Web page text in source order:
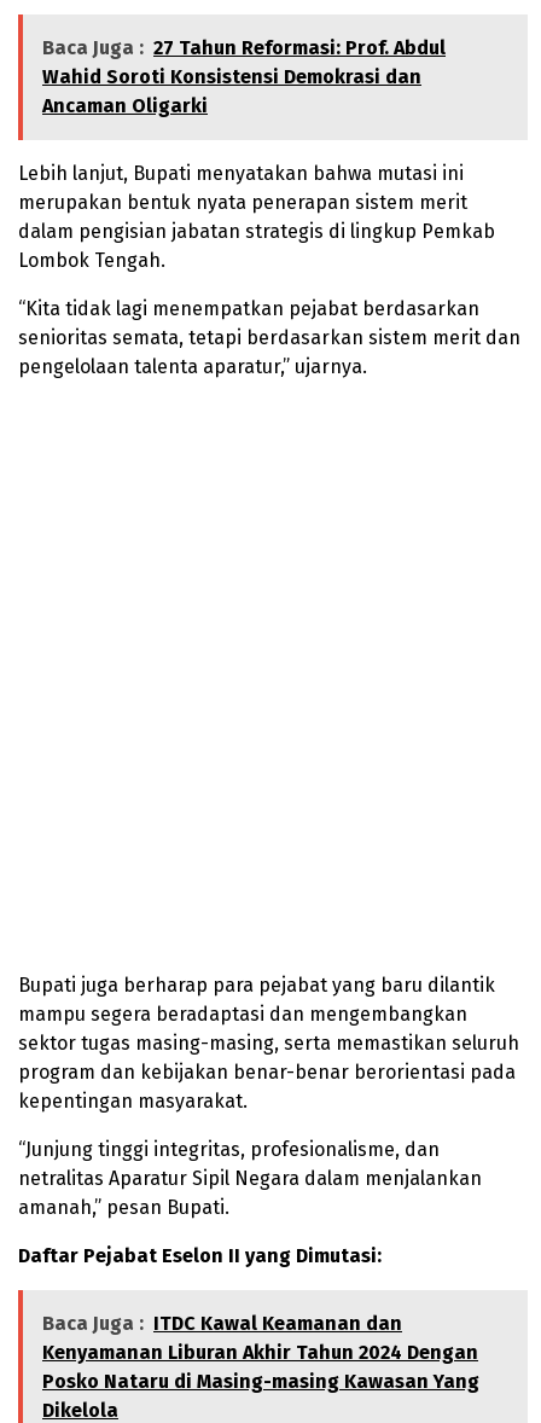
Baca Juga : 27 Tahun Reformasi: Prof. Abdul
Wahid Soroti Konsistensi Demokrasi dan
Ancaman Oligarki
Lebih lanjut, Bupati menyatakan bahwa mutasi ini
merupakan bentuk nyata penerapan sistem merit
dalam pengisian jabatan strategis di lingkup Pemkab
Lombok Tengah.
“Kita tidak lagi menempatkan pejabat berdasarkan
senioritas semata, tetapi berdasarkan sistem merit dan
pengelolaan talenta aparatur,” ujarnya.
Bupati juga berharap para pejabat yang baru dilantik
mampu segera beradaptasi dan mengembangkan
sektor tugas masing-masing, serta memastikan seluruh
program dan kebijakan benar-benar berorientasi pada
kepentingan masyarakat.
“Junjung tinggi integritas, profesionalisme, dan
netralitas Aparatur Sipil Negara dalam menjalankan
amanah,” pesan Bupati.
Daftar Pejabat Eselon II yang Dimutasi:
Baca Juga : ITDC Kawal Keamanan dan
Kenyamanan Liburan Akhir Tahun 2024 Dengan
Posko Nataru di Masing-masing Kawasan Yang
Dikelola